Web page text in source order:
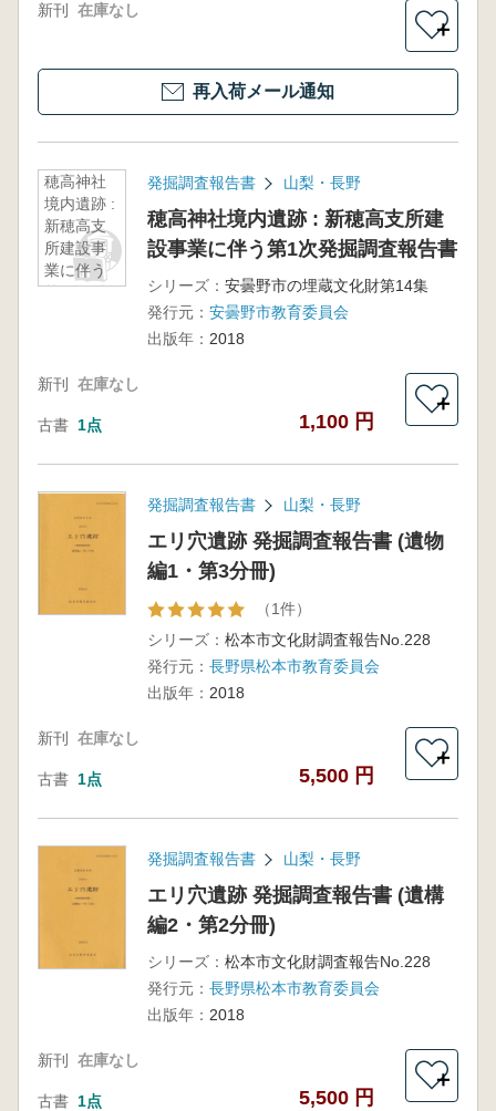
新刊 在庫なし
＋
再入荷メール通知
穂高神社
境内遺跡 :
新穂高支
所建設事
業に伴う
第1次発掘
発掘調査報告書 山梨・長野
穂高神社境内遺跡 : 新穂高支所建
設事業に伴う第1次発掘調査報告書
シリーズ： 安曇野市の埋蔵文化財第14集
発行元： 安曇野市教育委員会
出版年： 2018
新刊 在庫なし
古書 1点 1,100 円
＋
発掘調査報告書 山梨・長野
エリ穴遺跡 発掘調査報告書 (遺物
編1・第3分冊)
（1件）
シリーズ： 松本市文化財調査報告No.228
発行元： 長野県松本市教育委員会
出版年： 2018
新刊 在庫なし
古書 1点 5,500 円
＋
発掘調査報告書 山梨・長野
エリ穴遺跡 発掘調査報告書 (遺構
編2・第2分冊)
シリーズ： 松本市文化財調査報告No.228
発行元： 長野県松本市教育委員会
出版年： 2018
新刊 在庫なし
古書 1点 5,500 円
＋